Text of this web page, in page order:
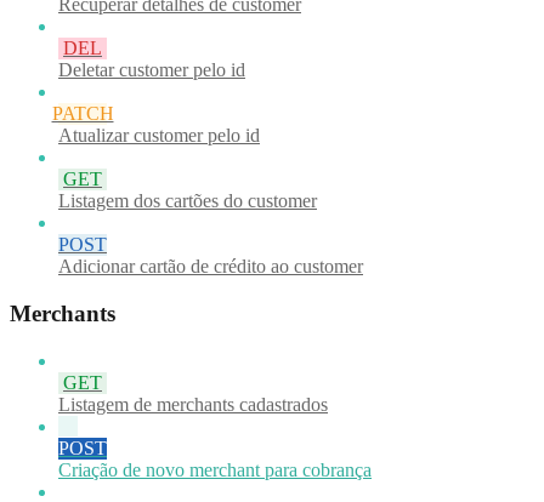
Recuperar detalhes de customer
DEL
Deletar customer pelo id
PATCH
Atualizar customer pelo id
GET
Listagem dos cartões do customer
POST
Adicionar cartão de crédito ao customer
Merchants
GET
Listagem de merchants cadastrados
POST
Criação de novo merchant para cobrança